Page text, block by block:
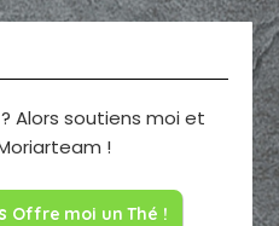
Alors soutiens moi et
!
Offre moi un Thé !